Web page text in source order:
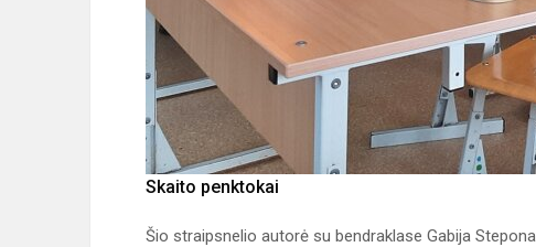
Skaito penktokai
Šio straipsnelio autorė su bendraklase Gabija